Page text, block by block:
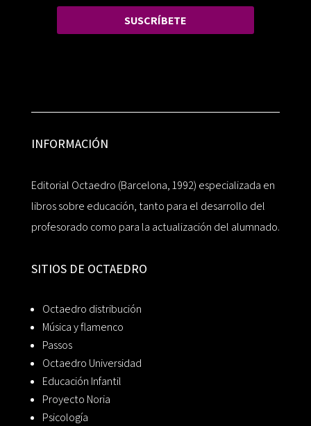
SUSCRÍBETE
INFORMACIÓN
Editorial Octaedro (Barcelona, 1992) especializada en
libros sobre educación, tanto para el desarrollo del
profesorado como para la actualización del alumnado.
SITIOS DE OCTAEDRO
Octaedro distribución
Música y flamenco
Passos
Octaedro Universidad
Educación Infantil
Proyecto Noria
Psicología